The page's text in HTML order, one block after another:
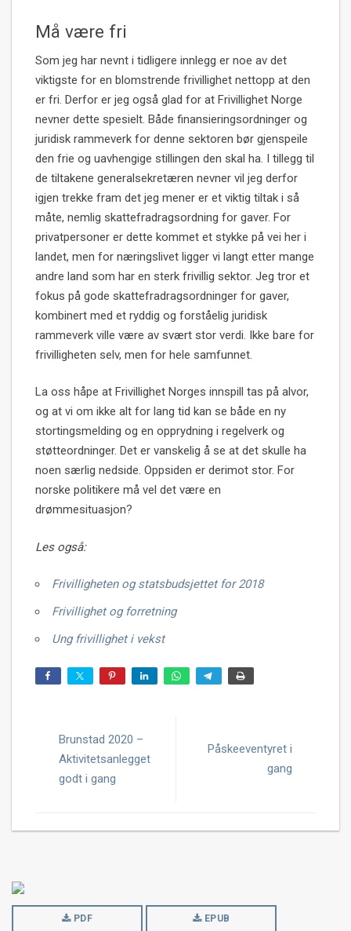
Må være fri
Som jeg har nevnt i tidligere innlegg er noe av det
viktigste for en blomstrende frivillighet nettopp at den
er fri. Derfor er jeg også glad for at Frivillighet Norge
nevner dette spesielt. Både finansieringsordninger og
juridisk rammeverk for denne sektoren bør gjenspeile
den frie og uavhengige stillingen den skal ha. I tillegg til
de tiltakene generalsekretæren nevner vil jeg derfor
igjen trekke fram det jeg mener er et viktig tiltak i så
måte, nemlig skattefradragsordning for gaver. For
privatpersoner er dette kommet et stykke på vei her i
landet, men for næringslivet ligger vi langt etter mange
andre land som har en sterk frivillig sektor. Jeg tror et
fokus på gode skattefradragsordninger for gaver,
kombinert med et ryddig og forståelig juridisk
rammeverk ville være av svært stor verdi. Ikke bare for
frivilligheten selv, men for hele samfunnet.
La oss håpe at Frivillighet Norges innspill tas på alvor,
og at vi om ikke alt for lang tid kan se både en ny
stortingsmelding og en opprydning i regelverk og
støtteordninger. Det er vanskelig å se at det skulle ha
noen særlig nedside. Oppsiden er derimot stor. For
norske politikere må vel det være en
drømmesituasjon?
Les også:
Frivilligheten og statsbudsjettet for 2018
Frivillighet og forretning
Ung frivillighet i vekst
Brunstad 2020 –
Aktivitetsanlegget
godt i gang
Påskeeventyret i
gang
PDF EPUB